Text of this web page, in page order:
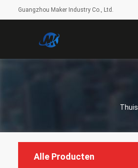
Guangzhou Maker Industry Co., Ltd.
Thuis
Alle Producten